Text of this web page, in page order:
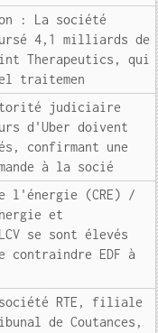
: La société
4,1 milliards de
Therapeutics, qui
traitemen
judiciaire
d'Uber doivent
confirmant une
à la socié
l'énergie (CRE) /
et
se sont élevés
EDF à
RTE, filiale
de Coutances,